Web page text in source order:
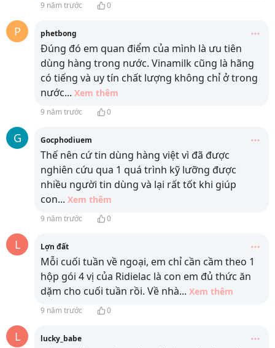
9 năm trước 0
P phetbong
Đúng đó em quan điểm của mình là ưu tiên
dùng hàng trong nước. Vinamilk cũng là hãng
có tiếng và uy tín chất lượng không chỉ ở trong
nước... Xem thêm
9 năm trước 0
G Gocphodiuem
Thế nên cứ tin dùng hàng việt vì đã được
nghiên cứu qua 1 quá trình kỹ lưỡng được
nhiều người tin dùng và lại rất tốt khi giúp
con... Xem thêm
9 năm trước 0
L Lợn đất
Mỗi cuối tuần về ngoại, em chỉ cần cầm theo 1
hộp gói 4 vị của Ridielac là con em đủ thức ăn
dặm cho cuối tuần rồi. Về nhà... Xem thêm
9 năm trước 0
L lucky_babe